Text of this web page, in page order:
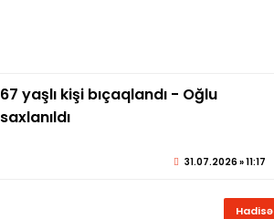
© sabirabadxeber.az
67 yaşlı kişi bıçaqlandı - Oğlu
saxlanıldı
31.07.2026 » 11:17
Hadisə